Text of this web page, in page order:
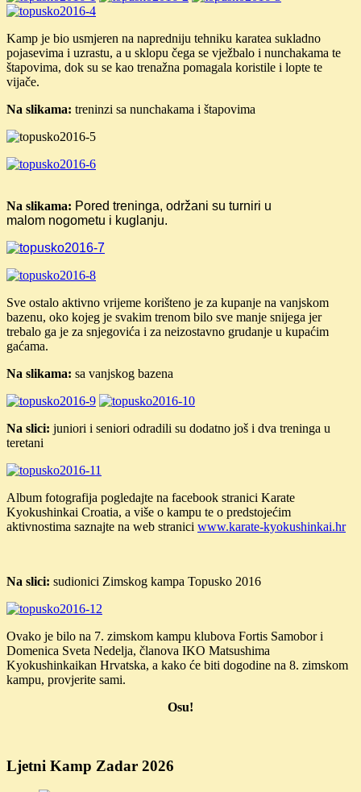
Kamp je bio usmjeren na napredniju tehniku karatea sukladno
pojasevima i uzrastu, a u sklopu čega se vježbalo i nunchakama te
štapovima, dok su se kao trenažna pomagala koristile i lopte te
vijače.
Na slikama: treninzi sa nunchakama i štapovima
Na slikama: Pored treninga, održani su turniri u
malom nogometu i kuglanju.
Sve ostalo aktivno vrijeme korišteno je za kupanje na vanjskom
bazenu, oko kojeg je svakim trenom bilo sve manje snijega jer
trebalo ga je za snjegovića i za neizostavno grudanje u kupaćim
gaćama.
Na slikama: sa vanjskog bazena
Na slici: juniori i seniori odradili su dodatno još i dva treninga u
teretani
Album fotografija pogledajte na facebook stranici Karate
Kyokushinkai Croatia, a više o kampu te o predstojećim
aktivnostima saznajte na web stranici www.karate-kyokushinkai.hr
Na slici: sudionici Zimskog kampa Topusko 2016
Ovako je bilo na 7. zimskom kampu klubova Fortis Samobor i
Domenica Sveta Nedelja, članova IKO Matsushima
Kyokushinkaikan Hrvatska, a kako će biti dogodine na 8. zimskom
kampu, provjerite sami.
Osu!
Ljetni Kamp Zadar 2026